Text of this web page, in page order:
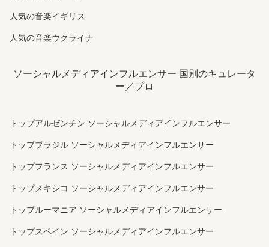
人気の音楽イギリス
人気の音楽ウクライナ
ソーシャルメディアインフルエンサー 国別のキュレータ
ー／プロ
トップアルゼンチン ソーシャルメディアインフルエンサー
トップブラジル ソーシャルメディアインフルエンサー
トップフランス ソーシャルメディアインフルエンサー
トップメキシコ ソーシャルメディアインフルエンサー
トップルーマニア ソーシャルメディアインフルエンサー
トップスペイン ソーシャルメディアインフルエンサー